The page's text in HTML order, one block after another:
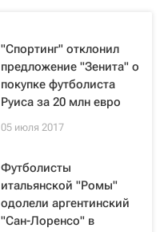
"Спортинг" отклонил
предложение "Зенита" о
покупке футболиста
Руиса за 20 млн евро
05 июля 2017
Футболисты
итальянской "Ромы"
одолели аргентинский
"Сан-Лоренсо" в